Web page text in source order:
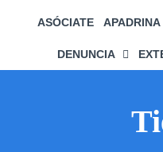
ASÓCIATE APADRINA
DENUNCIA